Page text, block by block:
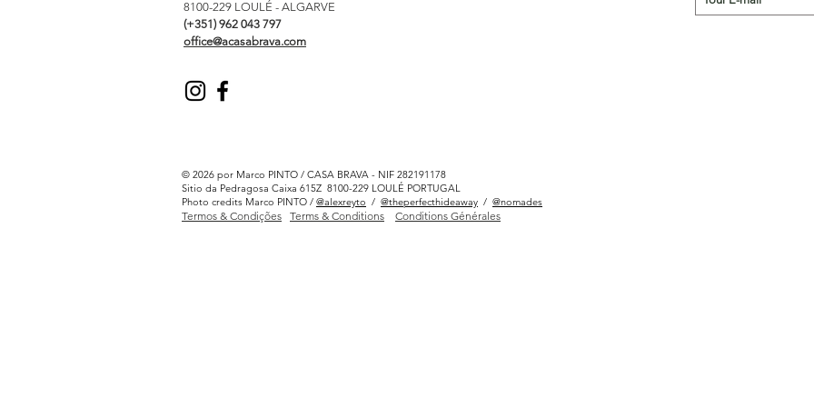
8100-229 LOULÉ - ALGARVE
(+351) 962 043 797
office@acasabrava.com
© 2026 por Marco PINTO / CASA BRAVA - NIF 282191178
Sitio da Pedragosa Caixa 615Z 8100-229 LOULÉ PORTUGAL
Photo credits Marco PINTO / @alexreyto / @theperfecthideaway / @nomades
Termos & Condições Terms & Conditions Conditions Générales